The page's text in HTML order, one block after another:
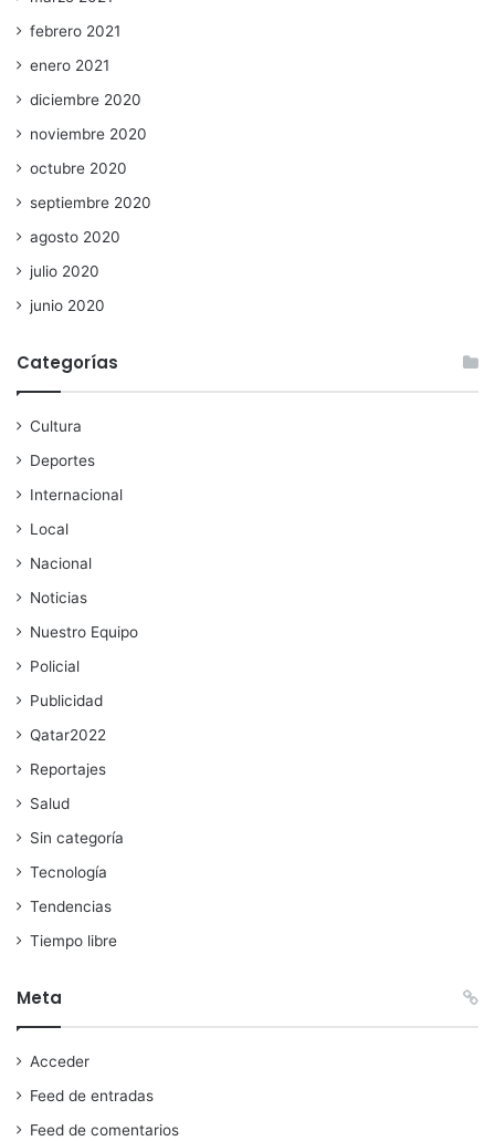
febrero 2021
enero 2021
diciembre 2020
noviembre 2020
octubre 2020
septiembre 2020
agosto 2020
julio 2020
junio 2020
Categorías
Cultura
Deportes
Internacional
Local
Nacional
Noticias
Nuestro Equipo
Policial
Publicidad
Qatar2022
Reportajes
Salud
Sin categoría
Tecnología
Tendencias
Tiempo libre
Meta
Acceder
Feed de entradas
Feed de comentarios